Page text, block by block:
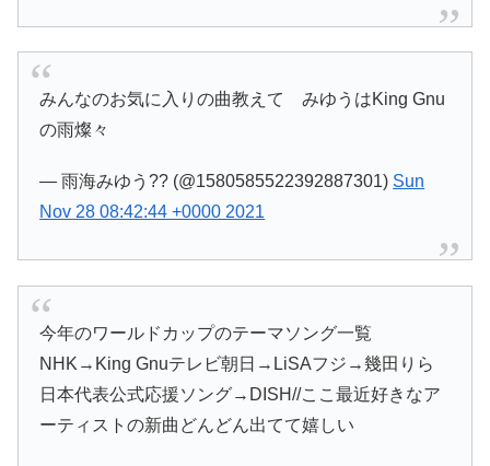
みんなのお気に入りの曲教えて みゆうはKing Gnu
の雨燦々
— 雨海みゆう?? (@1580585522392887301) Sun
Nov 28 08:42:44 +0000 2021
今年のワールドカップのテーマソング一覧
NHK→King Gnuテレビ朝日→LiSAフジ→幾田りら
日本代表公式応援ソング→DISH//ここ最近好きなア
ーティストの新曲どんどん出てて嬉しい